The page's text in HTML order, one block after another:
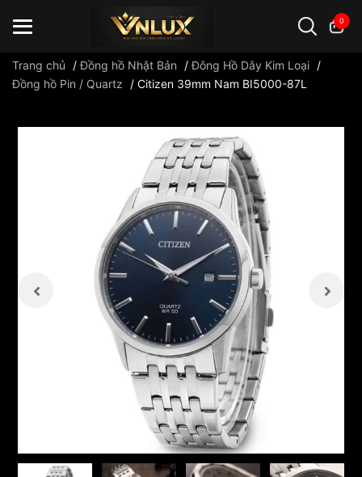
0
Trang chủ /Đồng hồ Nhật Bản /Đông Hồ Dây Kim Loại /
Đồng hồ Pin / Quartz
/ Citizen 39mm Nam BI5000-87L